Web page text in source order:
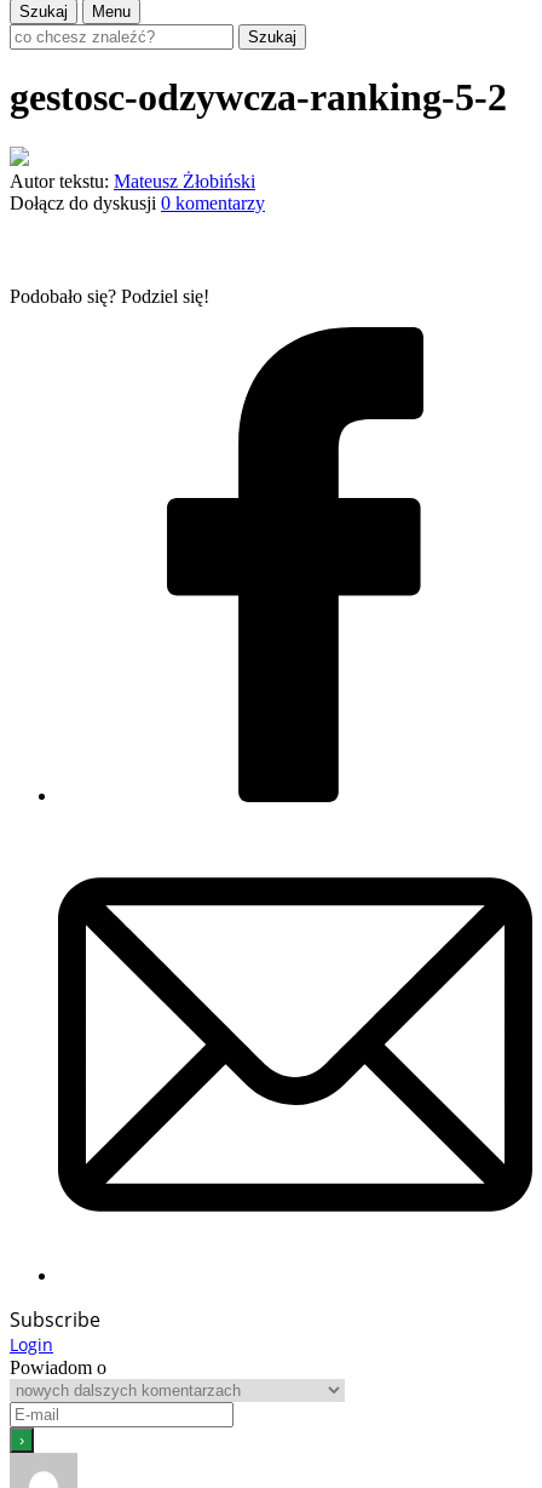
Szukaj
Menu
Szukaj
gestosc-odzywcza-ranking-5-2
Autor tekstu: Mateusz Żłobiński
Dołącz do dyskusji 0 komentarzy
Podobało się? Podziel się!
Subscribe
Login
Powiadom o